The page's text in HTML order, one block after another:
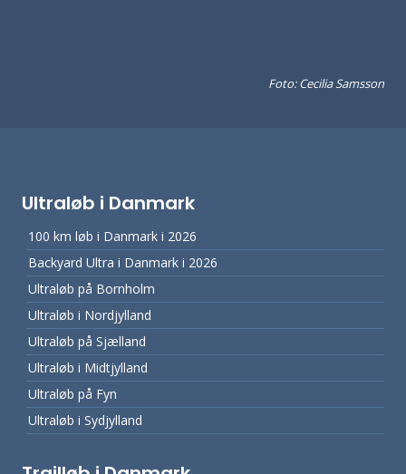
Foto: Cecilia Samsson
Ultraløb i Danmark
100 km løb i Danmark i 2026
Backyard Ultra i Danmark i 2026
Ultraløb på Bornholm
Ultraløb i Nordjylland
Ultraløb på Sjælland
Ultraløb i Midtjylland
Ultraløb på Fyn
Ultraløb i Sydjylland